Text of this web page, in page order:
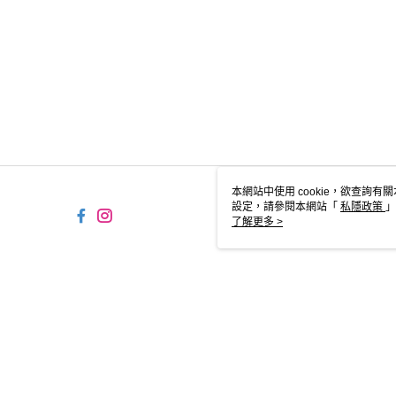
本網站中使用 cookie，欲查詢有
設定，請參閱本網站「 私隱政策
用 cookie。
了解更多 >